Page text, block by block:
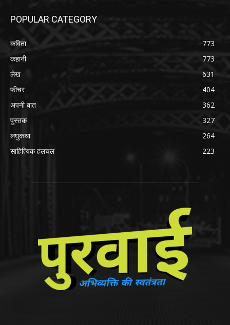
POPULAR CATEGORY
कविता
773
कहानी
773
लेख
631
फीचर
404
अपनी बात
362
पुस्तक
327
लघुकथा
264
साहित्यिक हलचल
223